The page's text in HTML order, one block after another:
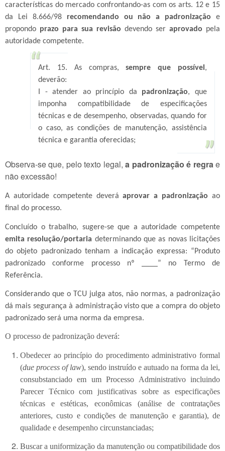
características do mercado confrontando-as com os arts. 12 e 15
da Lei 8.666/98 recomendando ou não a padronização e
propondo prazo para sua revisão devendo ser aprovado pela
autoridade competente.
Art. 15. As compras,sempre que possível ,
deverão:
I - atender ao princípio da padronização, que
imponha compatibilidade de especificações
técnicas e de desempenho, observadas, quando for
o caso, as condições de manutenção, assistência
técnica e garantia oferecidas;
Observa-se que, pelo texto legal,a padronização é regrae
não excessão!
A autoridade competente deveráaprovar a padronização ao
final do processo.
Concluído o trabalho, sugere-se que a autoridade competente
emita resolução/portaria determinando que as novas licitações
do objeto padronizado tenham a indicação expressa: “Produto
padronizado conforme processo nº ____” no Termo de
Referência.
Considerando que o TCU julga atos, não normas, a padronização
dá mais segurança à administração visto que a compra do objeto
padronizado será uma norma da empresa.
O processo de padronização deverá:
Obedecer ao princípio do procedimento administrativo formal
(due process of law), sendo instruído e autuado na forma da lei,
consubstanciado em um Processo Administrativo incluindo
Parecer Técnico com justificativas sobre as especificações
técnicas e estéticas, econômicas (análise de contratações
anteriores, custo e condições de manutenção e garantia), de
qualidade e desempenho circunstanciadas;
Buscar a uniformização da manutenção ou compatibilidade dos